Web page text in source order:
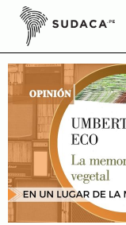
Skip
contentBibliofilia